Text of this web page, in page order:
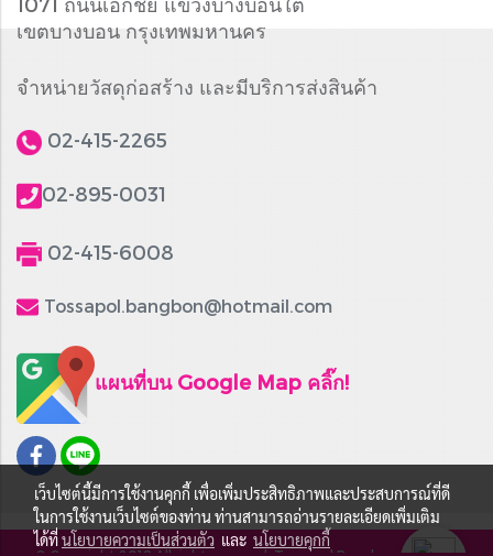
เขตบางบอน กรุงเทพมหานคร
จำหน่ายวัสดุก่อสร้าง และมีบริการส่งสินค้า
02-415-2265
02-895-0031
02-415-6008
Tossapol.bangbon@hotmail.com
แผนที่บน Google Map คลิ๊ก!
เว็บไซต์นี้มีการใช้งานคุกกี้ เพื่อเพิ่มประสิทธิภาพและประสบการณ์ที่ดี
ในการใช้งานเว็บไซต์ของท่าน ท่านสามารถอ่านรายละเอียดเพิ่มเติม
ได้ที่นโยบายความเป็นส่วนตัว และ นโยบายคุกกี้